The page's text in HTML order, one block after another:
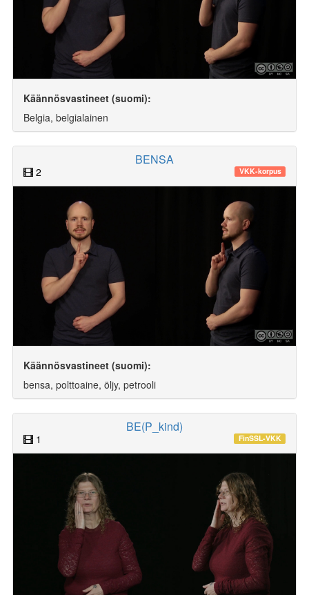
Käännösvastineet (suomi):
Belgia, belgialainen
BENSA
2 VKK-korpus
Käännösvastineet (suomi):
bensa, polttoaine, öljy, petrooli
BE(P_kind)
1 FinSSL-VKK